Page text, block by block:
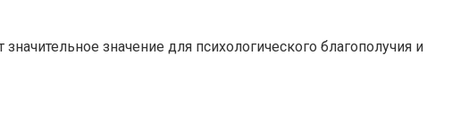
значение для психологического благополучия и